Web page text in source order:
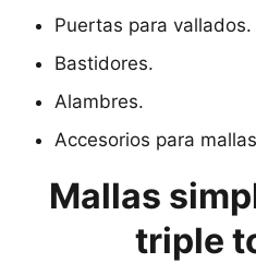
Puertas para vallados.
Bastidores.
Alambres.
Accesorios para
Mallas
triple